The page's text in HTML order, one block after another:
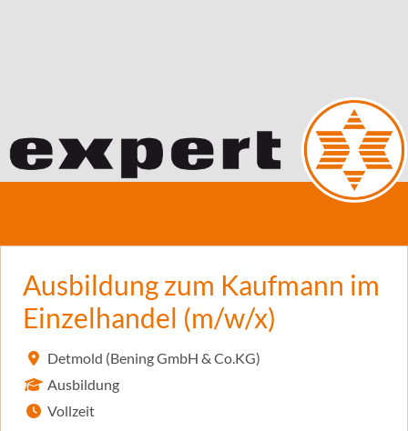
Ausbildung zum Kaufmann im
Einzelhandel (m/w/x)
Detmold (Bening GmbH & Co.KG)
Ausbildung
Vollzeit